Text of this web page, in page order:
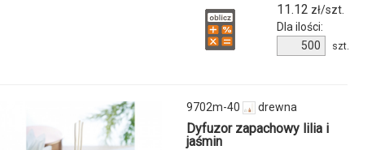
11.12 zł/szt.
Dla ilości:
produktu
szt.
9702m-40 drewna
Dyfuzor zapachowy lilia i
jaśmin